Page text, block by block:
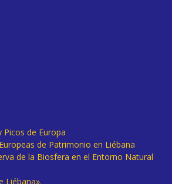
Picos de Europa
de Patrimonio en Liébana
de la Biosfera en el Entorno Natural
Liébana».